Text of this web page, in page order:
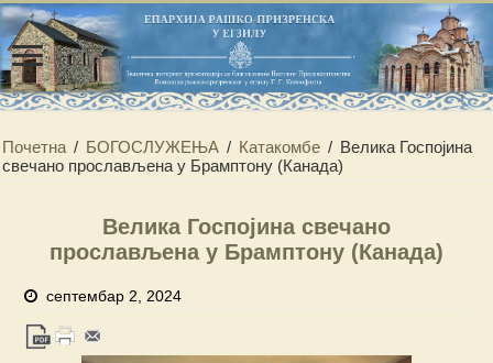
Почетна / БОГОСЛУЖЕЊА / Катакомбе / Велика Госпојина
свечано прослављена у Брамптону (Канада)
Велика Госпојина свечано
прослављена у Брамптону (Канада)
септембар 2, 2024